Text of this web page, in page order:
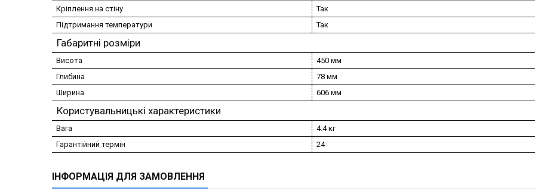
Кріплення на стіну
Так
Підтримання температури
Так
Габаритні розміри
Висота
450 мм
Глибина
78 мм
Ширина
606 мм
Користувальницькі характеристики
Вага
4.4 кг
Гарантійний термін
24
ІНФОРМАЦІЯ ДЛЯ ЗАМОВЛЕННЯ